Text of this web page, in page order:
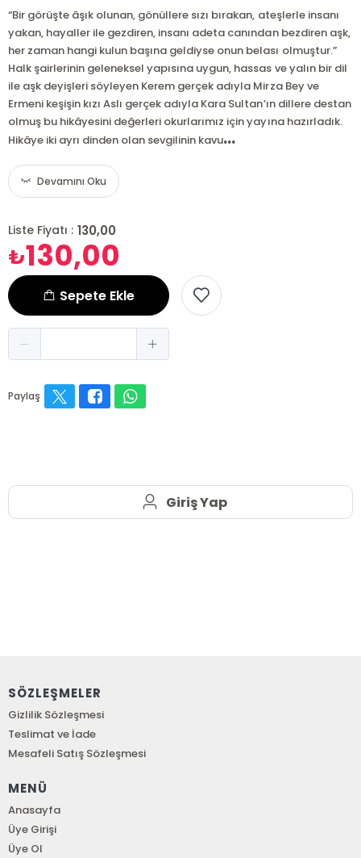
“Bir görüşte âşık olunan, gönüllere sızı bırakan, ateşlerle insanı
yakan, hayaller ile gezdiren, insanı adeta canından bezdiren aşk,
her zaman hangi kulun başına geldiyse onun belası olmuştur.”
Halk şairlerinin geleneksel yapısına uygun, hassas ve yalın bir dil
ile aşk deyişleri söyleyen Kerem gerçek adıyla Mirza Bey ve
Ermeni keşişin kızı Aslı gerçek adıyla Kara Sultan’ın dillere destan
olmuş bu hikâyesini değerleri okurlarımız için yayına hazırladık.
Hikâye iki ayrı dinden olan sevgilinin kavu...
Devamını Oku
Liste Fiyatı : 130,00
₺130,00
Sepete Ekle
Paylaş
Giriş Yap
SÖZLEŞMELER
Gizlilik Sözleşmesi
Teslimat ve İade
Mesafeli Satış Sözleşmesi
MENÜ
Anasayfa
Üye Girişi
Üye Ol